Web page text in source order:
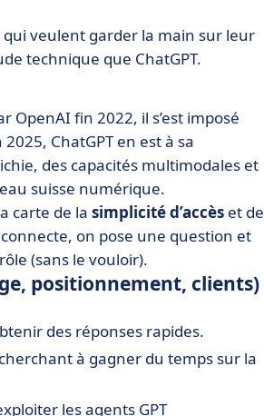
veulent garder la main sur leur
technique que ChatGPT.
OpenAI fin 2022, il s’est imposé
ChatGPT en est à sa
des capacités multimodales et
suisse numérique.
carte de la simplicité d’accès et de
on pose une question et
(sans le vouloir).
positionnement, clients)
des réponses rapides.
à gagner du temps sur la
les agents GPT